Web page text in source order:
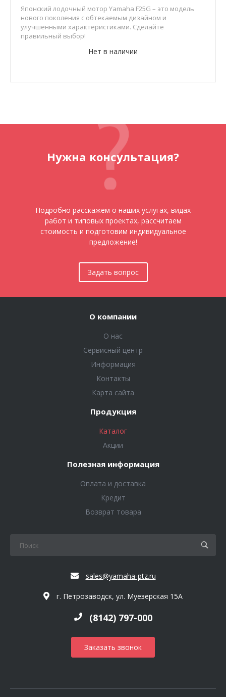
Нет в наличии
Японский лодочный мотор Yamaha F25G – это модель
нового поколения с обтекаемым дизайном и
улучшенными характеристиками. Сделайте
правильный выбор!
Нужна консультация?
Подробно расскажем о наших услугах, видах
работ и типовых проектах, рассчитаем
стоимость и подготовим индивидуальное
предложение!
Задать вопрос
О компании
О нас
Сервисный центр
Информация
Контакты
Карта сайта
Продукция
Каталог
Акции
Полезная информация
Оплата и доставка
Кредит
Возврат товара
sales@yamaha-ptz.ru
г. Петрозаводск, ул. Муезерская 15А
(8142) 797-000
Заказать звонок